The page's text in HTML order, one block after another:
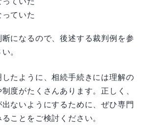
ていた
になるので、後述する裁判例を参
。
たように、相続手続きには理解の
度がたくさんあります。正しく、
ないようにするために、ぜひ専門
ことをご検討ください。